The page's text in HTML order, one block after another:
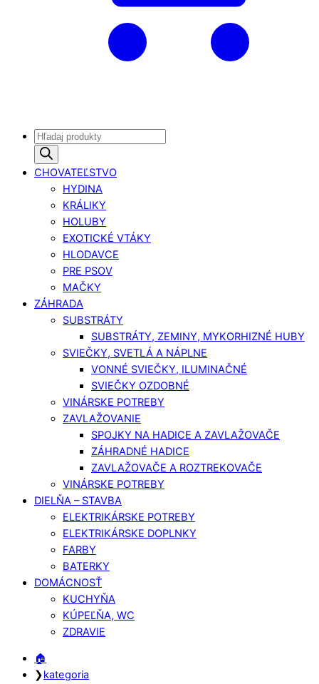
Products
search
CHOVATEĽSTVO
HYDINA
KRÁLIKY
HOLUBY
EXOTICKÉ VTÁKY
HLODAVCE
PRE PSOV
MAČKY
ZÁHRADA
SUBSTRÁTY
SUBSTRÁTY, ZEMINY, MYKORHIZNÉ HUBY
SVIEČKY, SVETLÁ A NÁPLNE
VONNÉ SVIEČKY, ILUMINAČNÉ
SVIEČKY OZDOBNÉ
VINÁRSKE POTREBY
ZAVLAŽOVANIE
SPOJKY NA HADICE A ZAVLAŽOVAČE
ZÁHRADNÉ HADICE
ZAVLAŽOVAČE A ROZTREKOVAČE
VINÁRSKE POTREBY
DIELŇA – STAVBA
ELEKTRIKÁRSKE POTREBY
ELEKTRIKÁRSKE DOPLNKY
FARBY
BATERKY
DOMÁCNOSŤ
KUCHYŇA
KÚPEĽŇA, WC
ZDRAVIE
Close
Menu
Close
Cart
🏠︎
❯kategoria